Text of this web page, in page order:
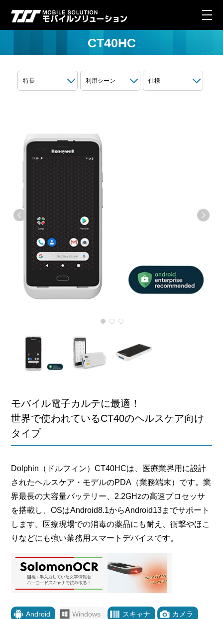
CT40HC
特長 利用シーン 仕様
モバイル電子カルテに最適！
世界で使われているCT40のヘルスケア向け
タイプ
Dolphin（ドルフィン）CT40HCは、医療業界用に設計
されたヘルスケア・モデルのPDA（業務端末）です。業
界最長の大容量バッテリー、2.2GHzの高速プロセッサ
を搭載し、OSはAndroid8.1からAndroid13までサポート
します。医療現場での消毒の薬品にも耐え、衝撃やほこ
りなどにも強い業務用スマートデバイスです。
Android Windows スキャナ カメラ